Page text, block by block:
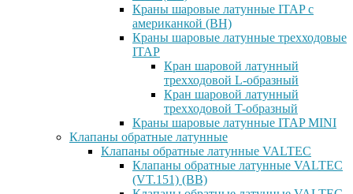
Краны шаровые латунные ITAP с
американкой (ВН)
Краны шаровые латунные трехходовые
ITAP
Кран шаровой латунный
трехходовой L-образный
Кран шаровой латунный
трехходовой T-образный
Краны шаровые латунные ITAP MINI
Клапаны обратные латунные
Клапаны обратные латунные VALTEC
Клапаны обратные латунные VALTEC
(VT.151) (ВВ)